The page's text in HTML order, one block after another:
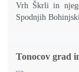
Vrh Škrli in
Spodnjih
Tonocov grad